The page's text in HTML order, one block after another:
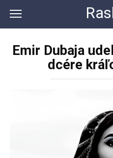
контенту
Emir Dubaja
dcére